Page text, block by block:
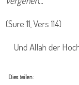
(Sure 11, Vers 114)
Und Allah der
Dies teilen: